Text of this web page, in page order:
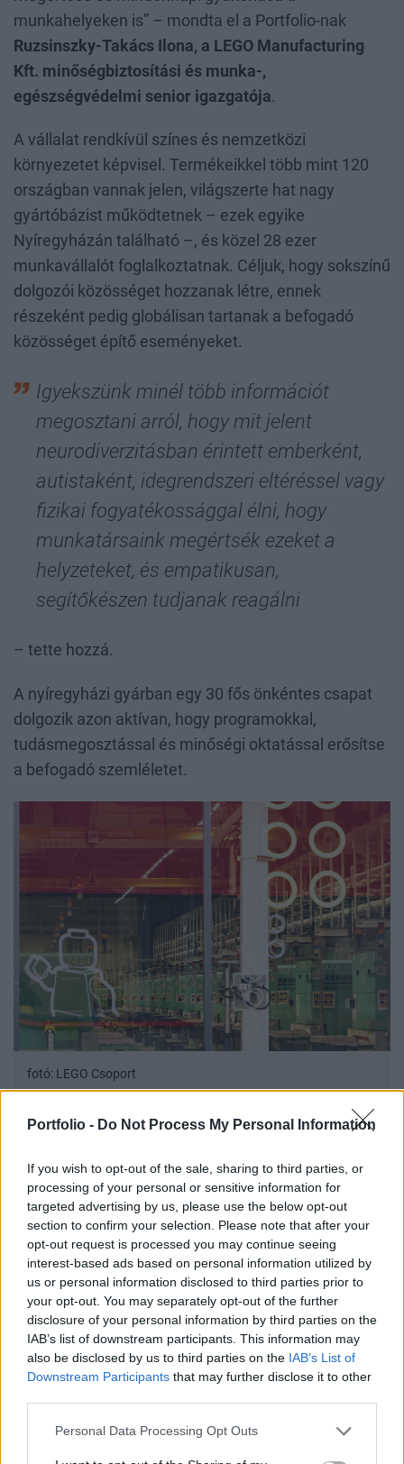
Portfolio - Do Not Process My Personal Information
If you wish to opt-out of the sale, sharing to third parties, or
processing of your personal or sensitive information for
targeted advertising by us, please use the below opt-out
section to confirm your selection. Please note that after your
opt-out request is processed you may continue seeing
interest-based ads based on personal information utilized by
us or personal information disclosed to third parties prior to
your opt-out. You may separately opt-out of the further
disclosure of your personal information by third parties on the
IAB’s list of downstream participants. This information may
also be disclosed by us to third parties on the IAB’s List of
Downstream Participants that may further disclose it to other
Personal Data Processing Opt Outs
munkahelyeken is” – mondta el a Portfolio-nak
Ruzsinszky-Takács Ilona, a LEGO Manufacturing
Kft. minőségbiztosítási és munka-,
egészségvédelmi senior igazgatója.
A vállalat rendkívül színes és nemzetközi
környezetet képvisel. Termékeikkel több mint 120
országban vannak jelen, világszerte hat nagy
gyártóbázist működtetnek – ezek egyike
Nyíregyházán található –, és közel 28 ezer
munkavállalót foglalkoztatnak. Céljuk, hogy sokszínű
dolgozói közösséget hozzanak létre, ennek
részeként pedig globálisan tartanak a befogadó
közösséget építő eseményeket.
Igyekszünk minél több információt
megosztani arról, hogy mit jelent
neurodiverzitásban érintett emberként,
autistaként, idegrendszeri eltéréssel vagy
fizikai fogyatékossággal élni, hogy
munkatársaink megértsék ezeket a
helyzeteket, és empatikusan,
segítőkészen tudjanak reagálni
– tette hozzá.
A nyíregyházi gyárban egy 30 fős önkéntes csapat
dolgozik azon aktívan, hogy programokkal,
tudásmegosztással és minőségi oktatással erősítse
a befogadó szemléletet.
fotó: LEGO Csoport
Az ELTE fogyatékossággal élő személyekkel
programban vett részt minden vezetőként dolgozó
kollégájuk. Az „Egy sima, egy fordított – egyesület az
inklúzióért” tagjainak szakértő közreműködésével
pedig 2 éve kidolgoztak egy érzékenyítő workshopot,
amin szinte a teljes dolgozói csapat részt vett, és
testközelből megtapasztalhatták, hogy
MILYEN ÉRZÉS ÉS MILYEN REAKCIÓKKAL
TALÁLKOZHATUNK, AMIKOR A CSAPATÁBAN
VALAMILYEN FOGYATÉKOSSÁGGAL VAGY